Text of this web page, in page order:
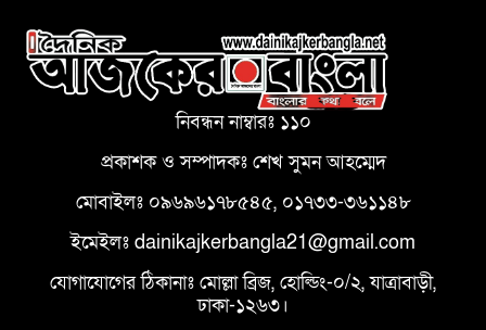
নিবন্ধন নাম্বারঃ ১১০
প্রকাশক ও সম্পাদকঃ শেখ সুমন আহম্মেদ
মোবাইলঃ ০৯৬৯৬১৭৮৫৪৫, ০১৭৩৩-৩৬১১৪৮
ইমেইলঃ dainikajkerbangla21@gmail.com
যোগাযোগের ঠিকানাঃ মোল্লা ব্রিজ, হোল্ডিং-০/২, যাত্রাবাড়ী,
ঢাকা-১২৬৩।